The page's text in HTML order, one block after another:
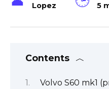
Lopez 5
Contents
Volvo S60 mk1